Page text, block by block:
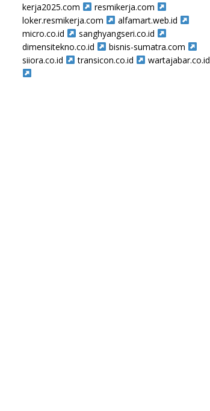
kerja2025.com
resmikerja.com
loker.resmikerja.com
alfamart.web.id
micro.co.id
sanghyangseri.co.id
dimensitekno.co.id
bisnis-sumatra.com
siiora.co.id
transicon.co.id wartajabar.co.id